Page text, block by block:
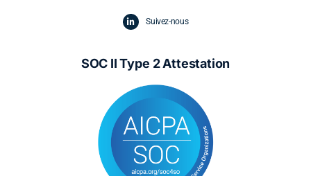
Suivez-nous
SOC II Type 2 Attestation